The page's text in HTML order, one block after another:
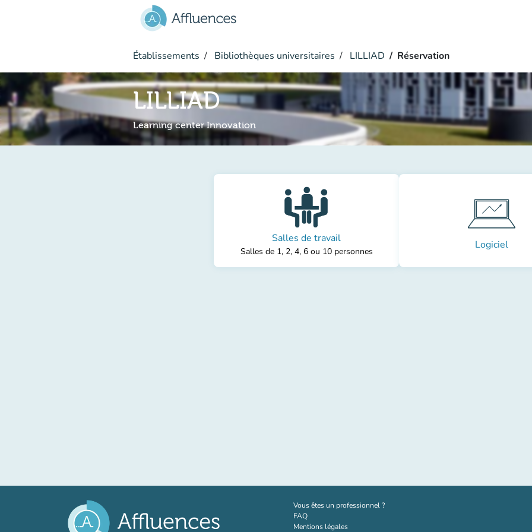
Établissements Bibliothèques universitaires LILLIAD Réservation
LILLIAD
Learning center Innovation
Salles de travail
Salles de 1, 2, 4, 6 ou 10 personnes
Logiciel
Vous êtes un professionnel ?(nouvel onglet)
FAQ
Mentions légales